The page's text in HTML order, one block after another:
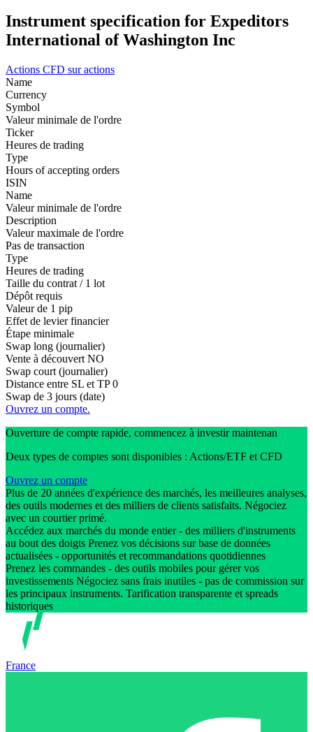
Instrument specification for Expeditors
International of Washington Inc
Actions CFD sur actions
Name
Currency
Symbol
Valeur minimale de l'ordre
Ticker
Heures de trading
Type
Hours of accepting orders
ISIN
Name
Valeur minimale de l'ordre
Description
Valeur maximale de l'ordre
Pas de transaction
Type
Heures de trading
Taille du contrat / 1 lot
Dépôt requis
Valeur de 1 pip
Effet de levier financier
Étape minimale
Swap long (journalier)
Vente à découvert NO
Swap court (journalier)
Distance entre SL et TP 0
Swap de 3 jours (date)
Ouvrez un compte.
Ouverture de compte rapide, commencez à investir maintenan
Deux types de comptes sont disponibles : Actions/ETF et CFD
Ouvrez un compte
Plus de 20 années d'expérience des marchés, les meilleures analyses,
des outils modernes et des milliers de clients satisfaits. Négociez
avec un courtier primé.
Accédez aux marchés du monde entier - des milliers d'instruments
au bout des doigts Prenez vos décisions sur base de données
actualisées - opportunités et recommandations quotidiennes
Prenez les commandes - des outils mobiles pour gérer vos
investissements Négociez sans frais inutiles - pas de commission sur
les principaux instruments. Tarification transparente et spreads
historiques
France